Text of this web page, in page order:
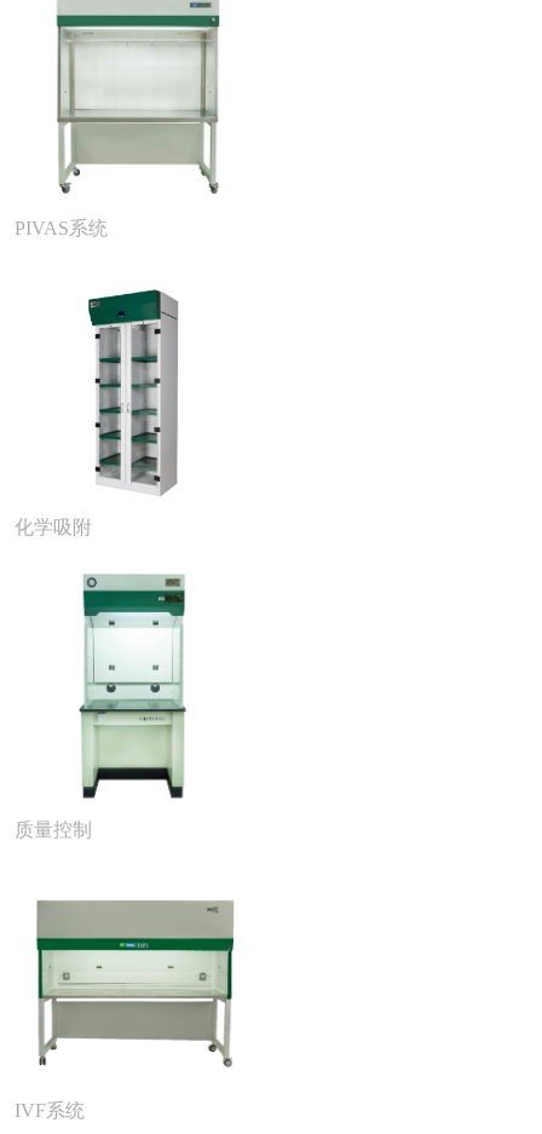
PIVAS系统
化学吸附
质量控制
IVF系统